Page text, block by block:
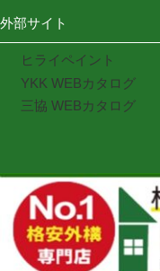
外部サイト
ヒライペイント
YKK WEBカタログ
三協 WEBカタログ